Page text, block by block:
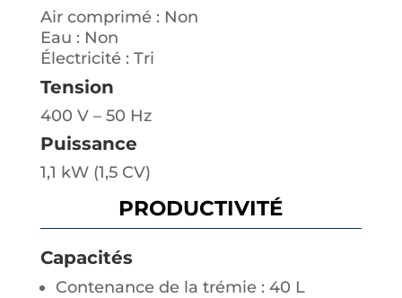
Air comprimé : Non
Eau : Non
Électricité : Tri
Tension
400 V – 50 Hz
Puissance
1,1 kW (1,5 CV)
PRODUCTIVITÉ
Capacités
Contenance de la trémie : 40 L